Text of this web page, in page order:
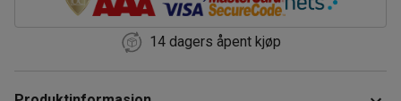
14 dagers åpent kjøp